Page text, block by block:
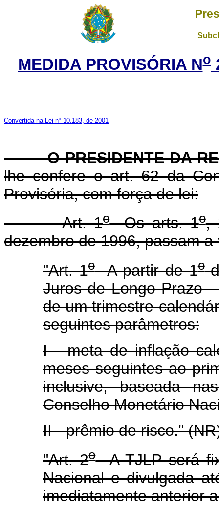
MEDIDA PROVISÓRIA No
Convertida na Lei nº 10.183, de 2001
O PRESIDENTE DA
lhe confere o art. 62 da
Provisória, com força de lei:
Art. 1oOs arts. 1o,
dezembro de 1996, passam
"Art. 1oA partir de 1o
Juros de Longo Prazo
de um trimestre-
seguintes parâmetros:
I - meta de inflação
meses seguintes ao
inclusive, baseada
Conselho Monetário
II - prêmio de risco."
"Art. 2oA TJLP será
Nacional e divulgada
imediatamente anterior